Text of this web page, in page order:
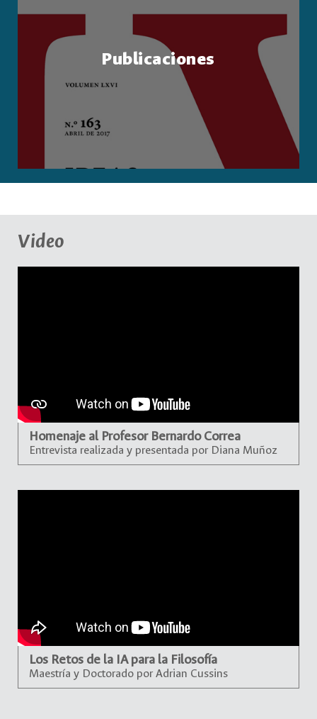
Publicaciones
Video
Homenaje al Profesor Bernardo Correa
Entrevista realizada y presentada por Diana Muñoz
Los Retos de la IA para la Filosofía
Maestría y Doctorado por Adrian Cussins